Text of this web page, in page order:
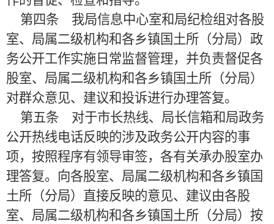
第四条 我局信息中心室和局纪检组对各股
室、局属二级机构和各乡镇国土所（分局）政
务公开工作实施日常监督管理，并负责督促各
股室、局属二级机构和各乡镇国土所（分局）
对群众意见、建议和投诉进行办理答复。
第五条 对于市长热线、局长信箱和局政务
公开热线电话反映的涉及政务公开内容的事
项，按照程序有领导审签，各有关承办股室办
理答复。向各股室、局属二级机构和各乡镇国
土所（分局）直接反映的意见、建议由各股
室、局属二级机构和各乡镇国土所（分局）按